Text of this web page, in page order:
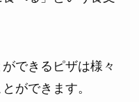
できるピザは様々
ができます。